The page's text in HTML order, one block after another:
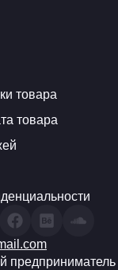
товара
товара